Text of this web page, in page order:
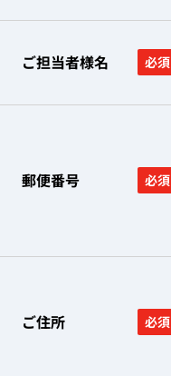
ご担当者様名 必須
郵便番号 必須
ご住所 必須